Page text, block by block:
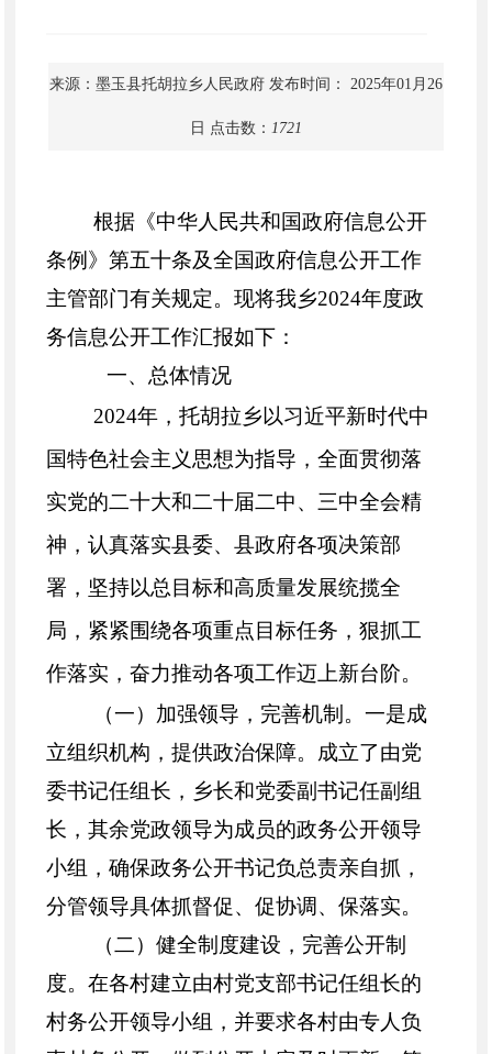
来源：墨玉县托胡拉乡人民政府 发布时间： 2025年01月26
日 点击数： 1721
根据《中华人民共和国政府信息公开
条例》第五十条及全国政府信息公开工作
主管部门有关规定。现将我乡2024年度政
务信息公开工作汇报如下：
一、总体情况
2024年，托胡拉乡以习近平新时代中
国特色社会主义思想为指导，全面贯彻落
实党的二十大和二十届二中、三中全会精
神，认真落实县委、县政府各项决策部
署，坚持以总目标和高质量发展统揽全
局，紧紧围绕各项重点目标任务，狠抓工
作落实，奋力推动各项工作迈上新台阶。
（一） 加强领导，完善机制 。一是成
立组织机构，提供政治保障。成立了由党
委书记任组长，乡长和党委副书记任副组
长，其余党政领导为成员的政务公开领导
小组，确保政务公开书记负总责亲自抓，
分管领导具体抓督促、促协调、保落实。
（二）健全制度建设，完善公开制
度。在各村建立由村党支部书记任组长的
村务公开领导小组，并要求各村由专人负